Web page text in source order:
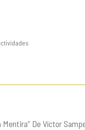
De Víctor